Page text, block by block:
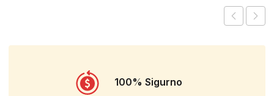
100% Sigurno